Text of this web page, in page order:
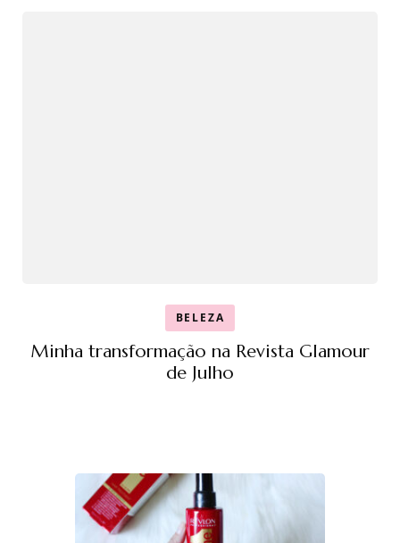
BELEZA
Minha transformação na Revista Glamour
de Julho